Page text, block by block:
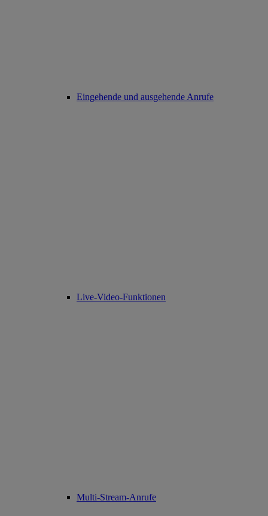
Eingehende und ausgehende Anrufe
Live-Video-Funktionen
Multi-Stream-Anrufe